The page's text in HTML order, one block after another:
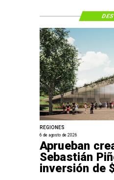
REGIONES
6 de agosto de 2026
Aprueban
Sebastián
inversión de